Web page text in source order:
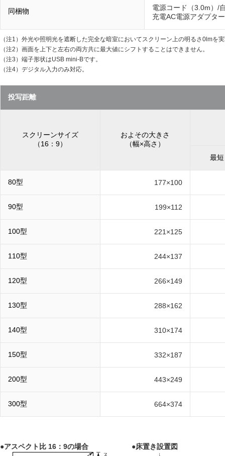
同梱物
電源コード（3.0m）/
充電AC電源アダプタ
（注1） 外光や照明光を遮断した完全な暗室においてスクリーン上の明るさ0lmを
（注2） 画面を上下と左右の両方共に最大値にシフトすることはできません。
（注3） 端子形状はUSB mini-Bです。
（注4） デジタル入力のみ対応。
投写距離
スクリーンサイズ
（16：9）
およその大きさ
（幅×高さ）
最
80型 177×100
90型 199×112
100型 221×125
110型 244×137
120型 266×149
130型 288×162
140型 310×174
150型 332×187
200型 443×249
300型 664×374
●アスペクト比 16：9の場合 ●床置き設置図